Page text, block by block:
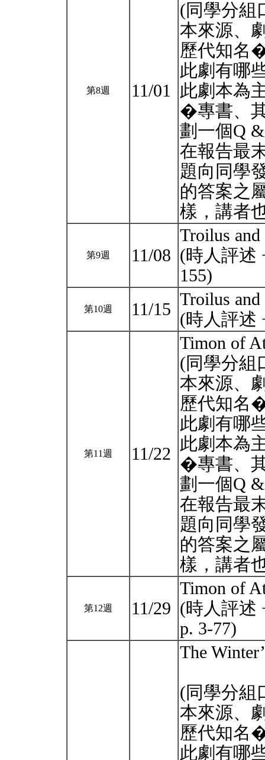
第8週 11/01
(同學分
本來源、
歷代知名
此劇有哪
此劇本為
�專書、
劃一個Q
在報告最
題向同學
的答案之
樣，講者
第9週 11/08
Troilus and
(時人評述
155)
第10週 11/15 Troilus and
(時人評述
第11週 11/22
Timon of
(同學分
本來源、
歷代知名
此劇有哪
此劇本為
�專書、
劃一個Q
在報告最
題向同學
的答案之
樣，講者
第12週 11/29
Timon of
(時人評述
p. 3-77)
The
(同學分
本來源、
歷代知名
此劇有哪